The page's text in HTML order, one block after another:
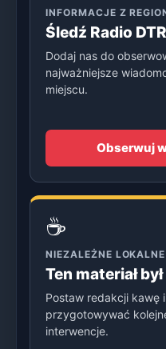
INFORMACJE Z
Śledź Radio
Dodaj nas do
najważniejsze
miejscu.
Obserwuj
☕
NIEZALEŻNE
Ten materiał
Postaw redakcji kawę
przygotowywać
interwencje.